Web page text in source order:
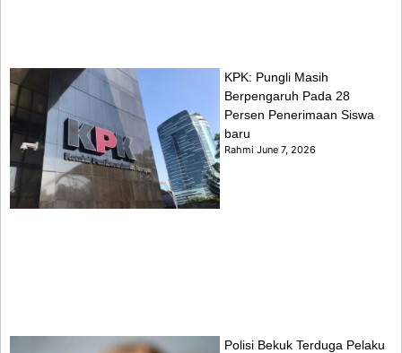
KPK: Pungli Masih
Berpengaruh Pada 28
Persen Penerimaan Siswa
baru
RahmiJune 7, 2026
Polisi Bekuk Terduga Pelaku